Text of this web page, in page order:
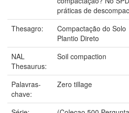
práticas de
Thesagro:
Compactação do Solo
Plantio Direto
NAL
Thesaurus:
Soil compaction
Palavras-
chave:
Zero tillage